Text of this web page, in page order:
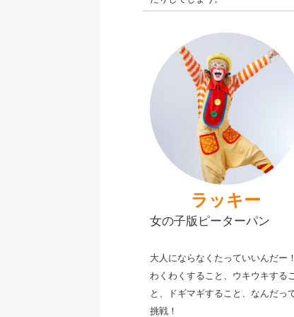
ラッキー
女の子版ピーターパン
大人にならなくたっていいんだー！
わくわくすること、ウキウキするこ
と、ドギマギすること、なんだっ
挑戦！